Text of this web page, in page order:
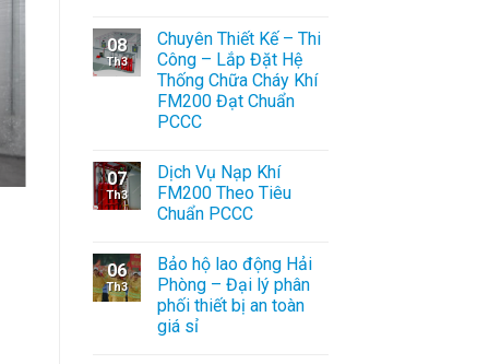
08
Th3
Chuyên Thiết Kế – Thi
Công – Lắp Đặt Hệ
Thống Chữa Cháy Khí
FM200 Đạt Chuẩn
PCCC
07
Th3
Dịch Vụ Nạp Khí
FM200 Theo Tiêu
Chuẩn PCCC
06
Th3
Bảo hộ lao động Hải
Phòng – Đại lý phân
phối thiết bị an toàn
giá sỉ